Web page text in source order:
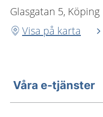
Glasgatan 5, Köping
Visa på karta
Våra e-tjänster